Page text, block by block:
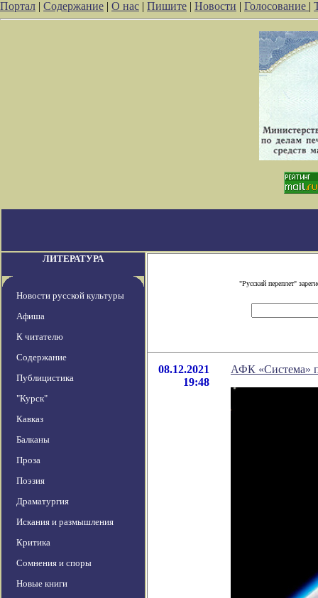
Портал | Содержание | О нас | Пишите | Новости | Голосование |
ЛИТЕРАТУРА
Новости русской культуры
Афиша
К читателю
Содержание
Публицистика
"Курск"
Кавказ
Балканы
Проза
Поэзия
Драматургия
Искания и размышления
Критика
Сомнения и споры
Новые книги
"Русский переплет"
08.12.2021
19:48
АФК «Система»